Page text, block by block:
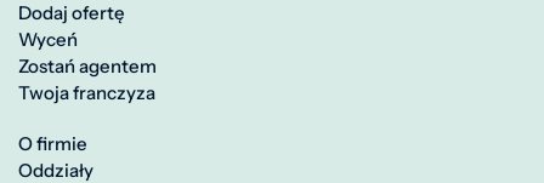
Dodaj ofertę
Wyceń
Zostań agentem
Twoja franczyza
O firmie
Oddziały